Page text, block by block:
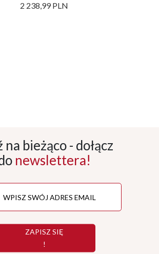
2 238,99 PLN
na bieżąco - dołącz
newslettera!
ZAPISZ SIĘ
!